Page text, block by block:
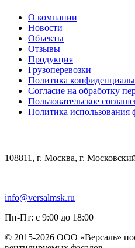
О компании
Новости
Объекты
Отзывы
Продукция
Грузоперевозки
Политика
Согласие на обработку
Пользовательское
Политика использования
108811, г. Москва, г.
info@versalmsk.ru
Пн-Пт: с 9:00 до 18:00
© 2015-2026 ООО «Версаль»